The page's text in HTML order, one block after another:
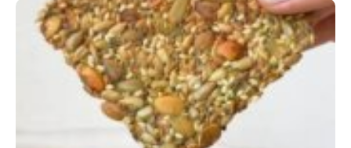
Comer Bem: Cracker De Sementes